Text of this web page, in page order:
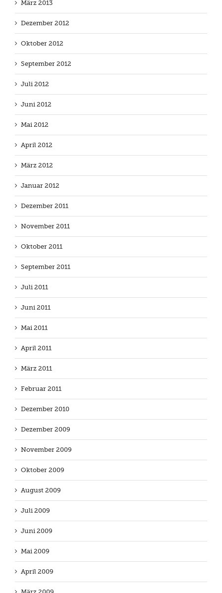
März 2013
Dezember 2012
Oktober 2012
September 2012
Juli 2012
Juni 2012
Mai 2012
April 2012
März 2012
Januar 2012
Dezember 2011
November 2011
Oktober 2011
September 2011
Juli 2011
Juni 2011
Mai 2011
April 2011
März 2011
Februar 2011
Dezember 2010
Dezember 2009
November 2009
Oktober 2009
August 2009
Juli 2009
Juni 2009
Mai 2009
April 2009